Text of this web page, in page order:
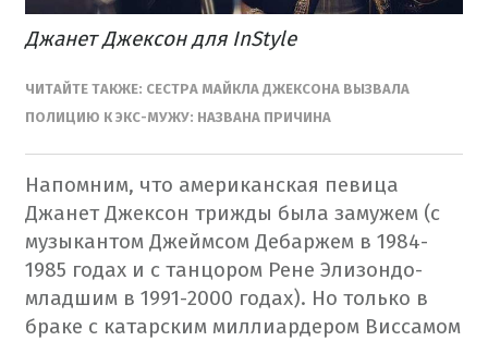
Джанет Джексон для InStyle
ЧИТАЙТЕ ТАКЖЕ: СЕСТРА МАЙКЛА ДЖЕКСОНА ВЫЗВАЛА
ПОЛИЦИЮ К ЭКС-МУЖУ: НАЗВАНА ПРИЧИНА
Напомним, что американская певица
Джанет Джексон трижды была замужем (с
музыкантом Джеймсом Дебаржем в 1984-
1985 годах и с танцором Рене Элизондо-
младшим в 1991-2000 годах). Но только в
браке с катарским миллиардером Виссамом